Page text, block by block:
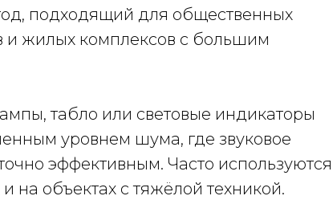
подходящий для общественных
и жилых комплексов с большим
табло или световые индикаторы
уровнем шума, где звуковое
эффективным. Часто используются
на объектах с тяжёлой техникой.